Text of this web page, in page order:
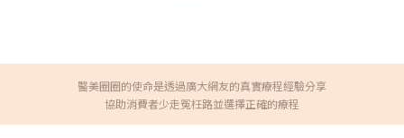
的族群及解決的問題也大不相同，讓我們先通過治療原理及優缺點來快
速的認識不同機種的差異吧！單極電波，時光逆轉！長效緊緻的秘訣 治
療原理：療程前會在背後貼上導電貼片，讓電波能量能夠從探頭平貼處
往貼片方向傳遞，所謂的單極，即表示能量是單向傳遞的模式，採用的
深度較深（可達皮下4.3mm）、效果及維持時間較長、單次治療 缺
醫美圈圈的使命是透過廣大網友的真實療程經驗分享
協助消費者少走冤枉路並選擇正確的療程